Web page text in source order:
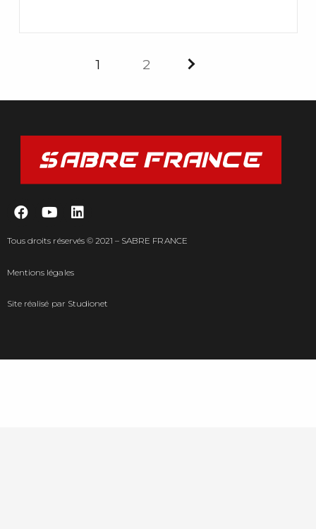
1 2
Tous droits réservés © 2021 – SABRE FRANCE
Mentions légales
Site réalisé par Studionet